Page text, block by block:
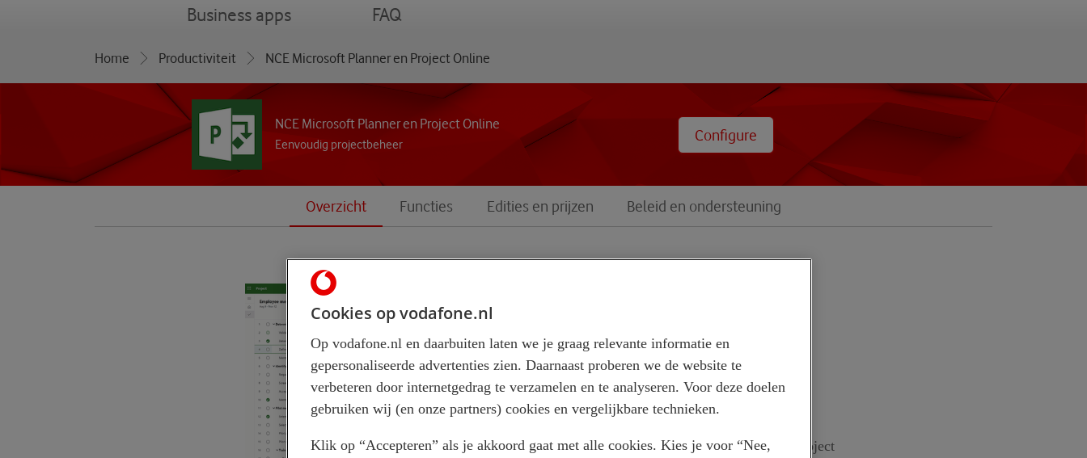
Business appsmenu FAQ
Home Productiviteit NCE Microsoft Planner en Project Online
NCE Microsoft Planner en Project Online
Eenvoudig projectbeheer
Configure
Overzicht Functies Edities en prijzen Beleid en ondersteuning
eenvoudig uw
projecten
Krijg de controle en mogelijkheden van Project
Cookies op vodafone.nl
Op vodafone.nl en daarbuiten laten we je graag relevante informatie en
gepersonaliseerde advertenties zien. Daarnaast proberen we de website te
verbeteren door internetgedrag te verzamelen en te analyseren. Voor deze doelen
gebruiken wij (en onze partners) cookies en vergelijkbare technieken.
Klik op “Accepteren” als je akkoord gaat met alle cookies. Kies je voor “Nee,